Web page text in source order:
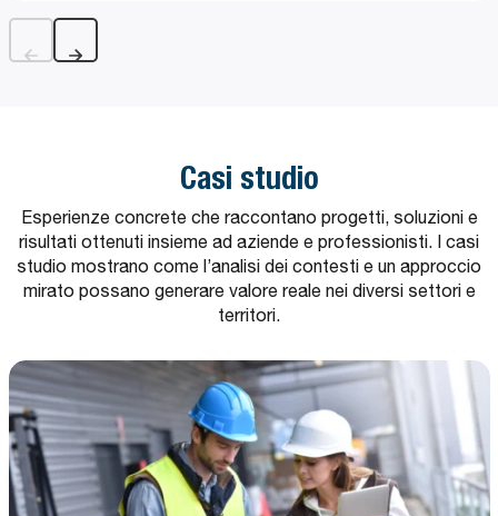
Casi studio
Esperienze concrete che raccontano progetti, soluzioni e
risultati ottenuti insieme ad aziende e professionisti. I casi
studio mostrano come l’analisi dei contesti e un approccio
mirato possano generare valore reale nei diversi settori e
territori.
Apri case history: Progetto strategico per il settore logistico